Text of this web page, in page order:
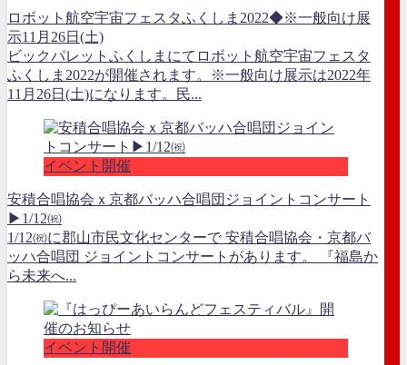
ロボット航空宇宙フェスタふくしま2022◆※一般向け展
示11月26日(土)
ビックパレットふくしまにてロボット航空宇宙フェスタ
ふくしま2022が開催されます。※一般向け展示は2022年
11月26日(土)になります。民...
イベント開催
安積合唱協会ｘ京都バッハ合唱団ジョイントコンサート
▶1/12㈷
1/12㈷に郡山市民文化センターで 安積合唱協会・京都バ
ッハ合唱団 ジョイントコンサートがあります。 『福島か
ら未来へ...
イベント開催